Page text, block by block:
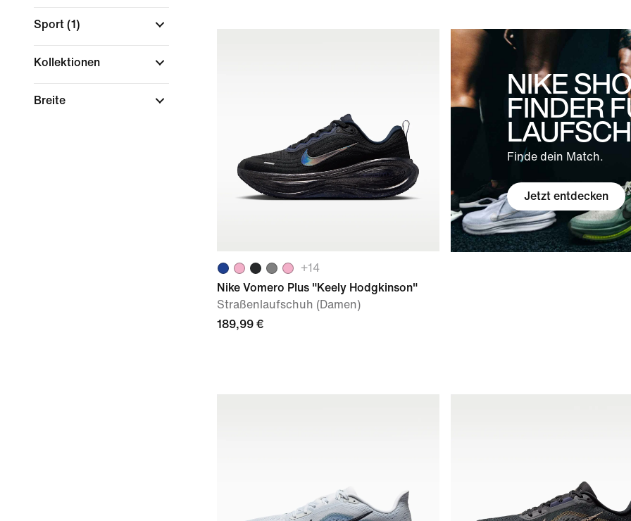
Sport (1)
Kollektionen
Breite
+14
Nike Vomero Plus "Keely Hodgkinson"
Straßenlaufschuh (Damen)
189,99 €
NIKE
FINDER
Finde dein Match.
Jetzt entdecken